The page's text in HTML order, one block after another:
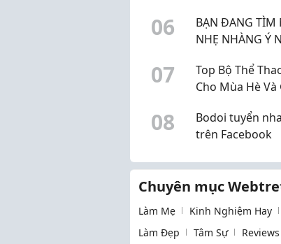
06
BẠN ĐANG TÌM
NHẸ NHÀNG Ý
07
Top Bộ Thể
Cho Mùa Hè Và
08
Bodoi tuyển
trên Facebook
Chuyên mục
Làm Mẹ Kinh Nghiệm Hay
Làm Đẹp
Tâm Sự Reviews